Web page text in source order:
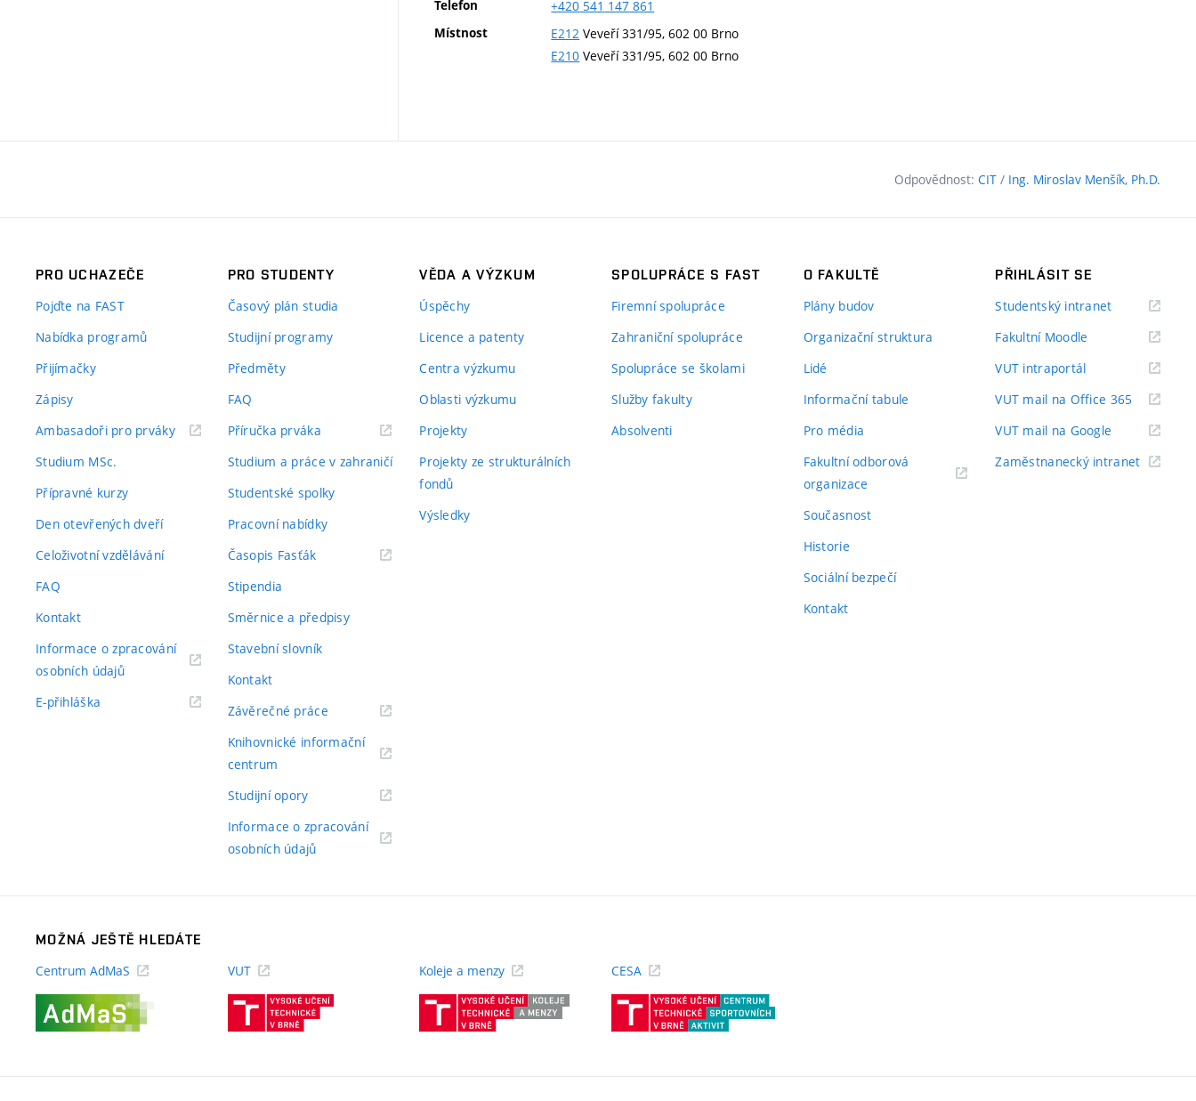
Telefon +420 541 147 861
Místnost E212 Veveří 331/95, 602 00 Brno
E210 Veveří 331/95, 602 00 Brno
Odpovědnost: CIT / Ing. Miroslav Menšík, Ph.D.
PRO UCHAZEČE
Pojďte na FAST
Nabídka programů
Přijímačky
Zápisy
Ambasadoři pro prváky(externí
Studium MSc.
Přípravné kurzy
Den otevřených dveří
Celoživotní vzdělávání
FAQ
Kontakt
Informace o zpracování
osobních údajů(externí
E-přihláška
PRO STUDENTY
Časový plán studia
Studijní programy
Předměty
FAQ
Příručka prváka(externí
Studium a práce v zahraničí
Studentské spolky
Pracovní nabídky
Časopis Fasťák(externí
Stipendia
Směrnice a předpisy
Stavební slovník
Kontakt
Závěrečné práce(externí
Knihovnické informační
centrum
Studijní opory(externí
Informace o zpracování
osobních údajů(externí
VĚDA A VÝZKUM
Úspěchy
Licence a patenty
Centra výzkumu
Oblasti výzkumu
Projekty
Projekty ze strukturálních
fondů
Výsledky
SPOLUPRÁCE S FAST
Firemní spolupráce
Zahraniční spolupráce
Spolupráce se školami
Služby fakulty
Absolventi
O FAKULTĚ
Plány budov
Organizační struktura
Lidé
Informační tabule
Pro média
Fakultní odborová
organizace
Současnost
Historie
Sociální bezpečí
Kontakt
PŘIHLÁSIT SE
Studentský intranet(externí
Fakultní Moodle
VUT intraportál(externí
VUT mail na Office 365 (externí
VUT mail na Google (externí
Zaměstnanecký intranet(externí
MOŽNÁ JEŠTĚ HLEDÁTE
Centrum AdMaS
VUT
(externí
Koleje a menzy
(externí
CESA